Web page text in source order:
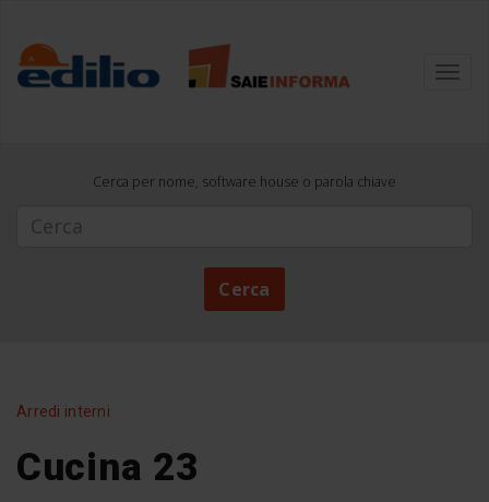
Cerca per nome, software house o parola chiave
Cerca
Arredi interni
Cucina 23